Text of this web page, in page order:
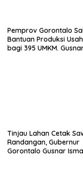
Pemprov Gorontalo
Bantuan Produksi
bagi 395 UMKM.
Tinjau Lahan Cetak
Randangan, Gubernur
Gorontalo Gusnar